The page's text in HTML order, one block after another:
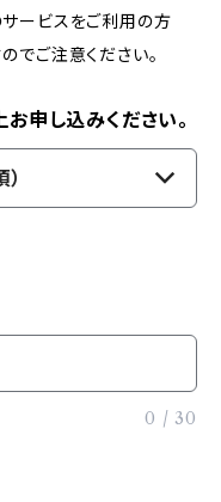
ービスをご利用の方
でご注意ください。
申し込みください。
0 / 30